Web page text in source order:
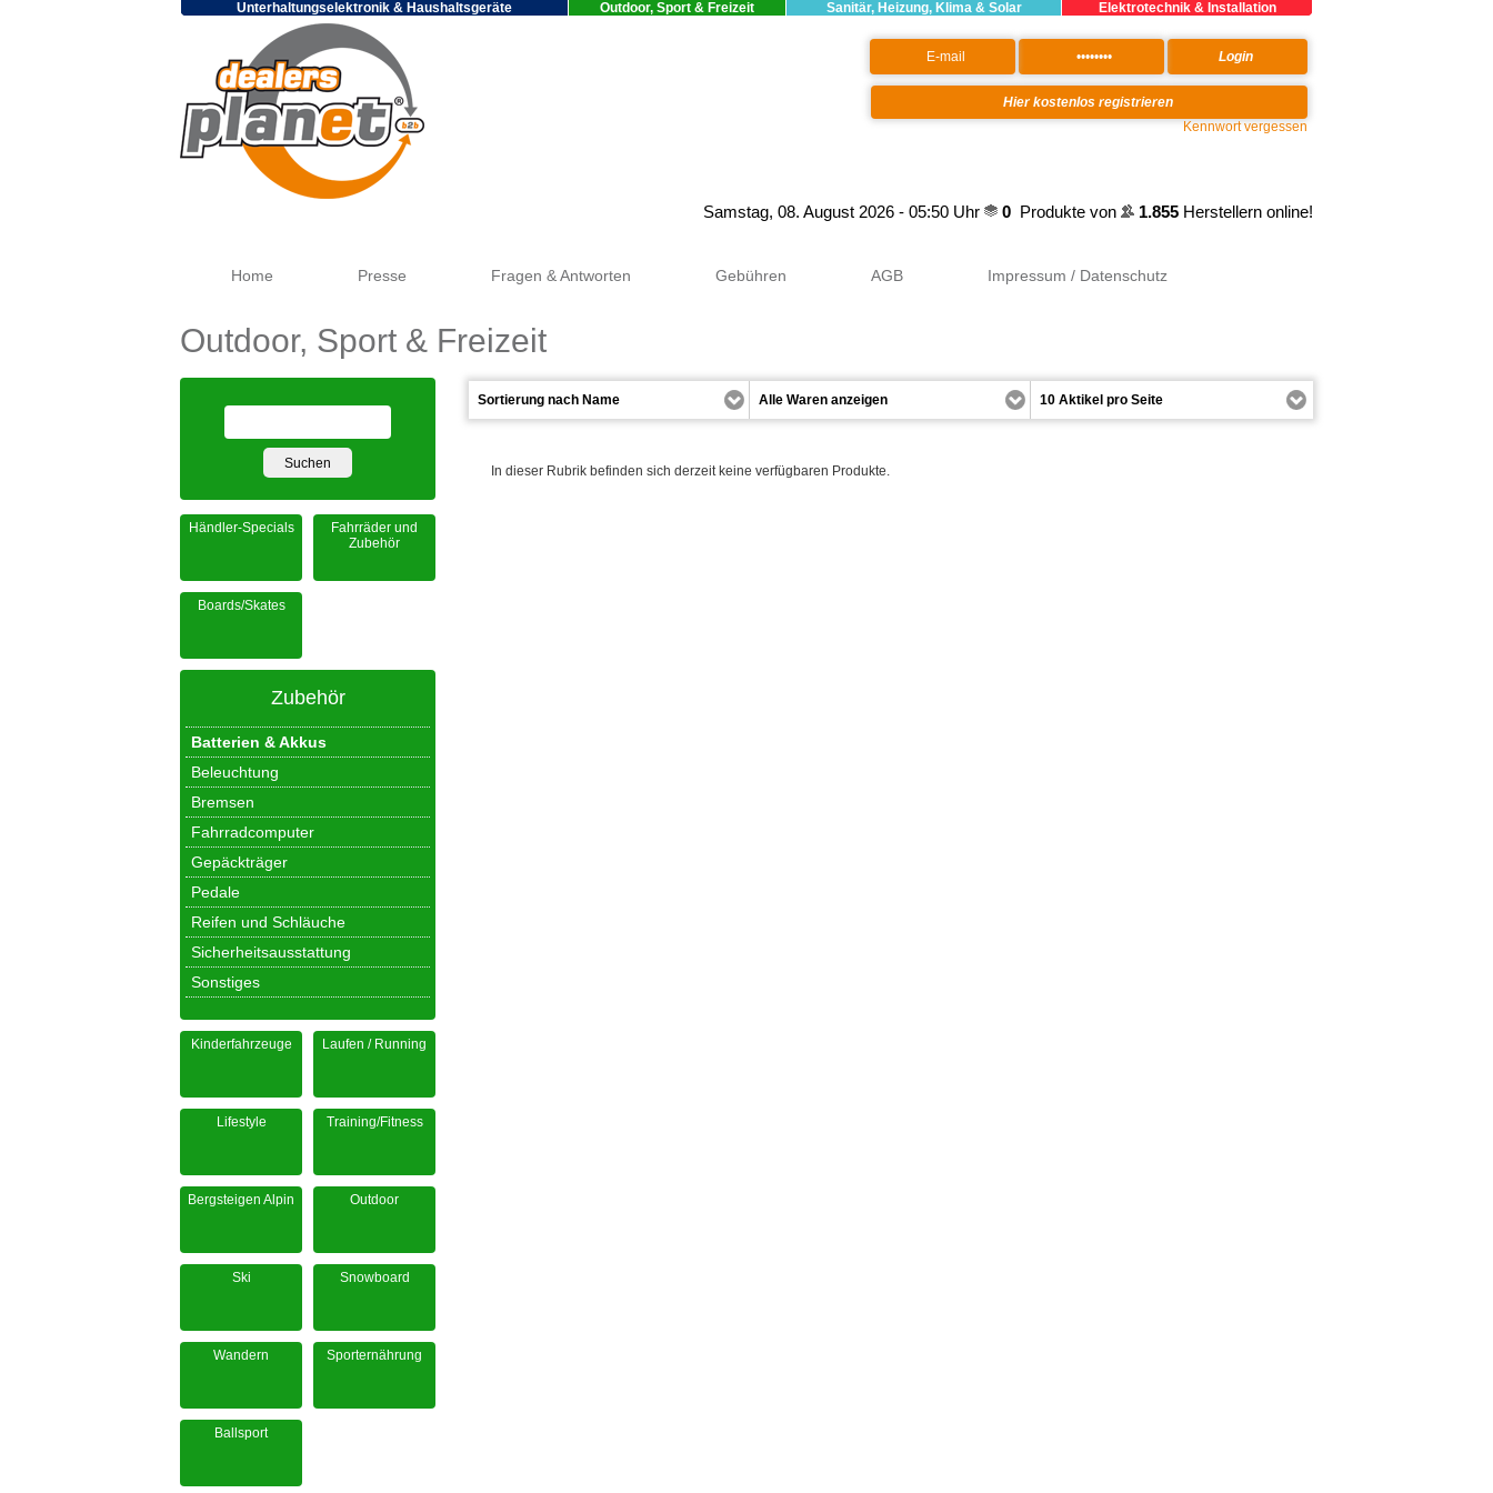
Unterhaltungselektronik & Haushaltsgeräte Outdoor, Sport & Freizeit Sanitär, Heizung, Klima & Solar Elektrotechnik & Installation
Kennwort vergessen
Samstag, 08. August 2026 - 05:50 Uhr 0 Produkte von 1.855 Herstellern online!
Home Presse Fragen & Antworten Gebühren AGB Impressum / Datenschutz
Outdoor, Sport & Freizeit
In dieser Rubrik befinden sich derzeit keine verfügbaren Produkte.
Händler-Specials
Fahrräder und
Zubehör
Boards/Skates
Zubehör
Batterien & Akkus
Beleuchtung
Bremsen
Fahrradcomputer
Gepäckträger
Pedale
Reifen und Schläuche
Sicherheitsausstattung
Sonstiges
Kinderfahrzeuge Laufen / Running
Lifestyle Training/Fitness
Bergsteigen Alpin Outdoor
Ski Snowboard
Wandern Sporternährung
Ballsport